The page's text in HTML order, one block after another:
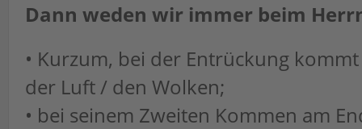
Dann weden wir immer beim
• Kurzum, bei der Entrückung kommt
der Luft / den Wolken;
• bei seinem Zweiten Kommen am